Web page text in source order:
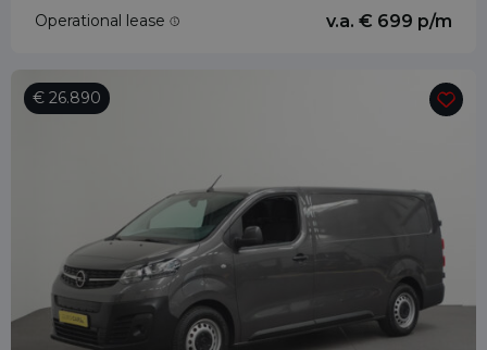
Operational lease v.a. € 699 p/m
€ 26.890